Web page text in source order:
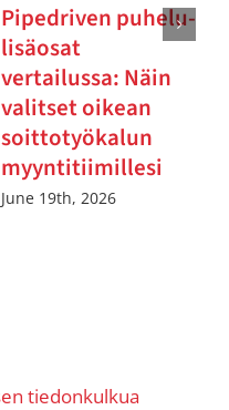
Pipedriven puhelu-
lisäosat
vertailussa: Näin
valitset oikean
soittotyökalun
myyntitiimillesi
June 19th, 2026
tiedonkulkua